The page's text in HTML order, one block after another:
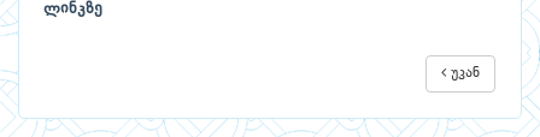
ლინკზე
უკან